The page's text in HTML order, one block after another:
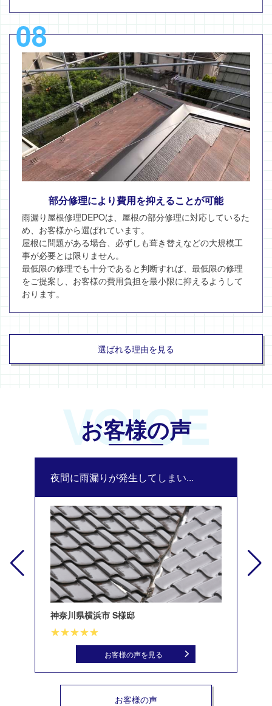
08
部分修理により費用を抑えることが可能
雨漏り屋根修理DEPOは、屋根の部分修理に対応しているた
め、お客様から選ばれています。
屋根に問題がある場合、必ずしも葺き替えなどの大規模工
事が必要とは限りません。
最低限の修理でも十分であると判断すれば、最低限の修理
をご提案し、お客様の費用負担を最小限に抑えるようして
おります。
選ばれる理由を見る
VOICE
お客様の声
夜間に雨漏りが発生してしまい...
神奈川県横浜市 S様邸
お客様の声を見る
お客様の声